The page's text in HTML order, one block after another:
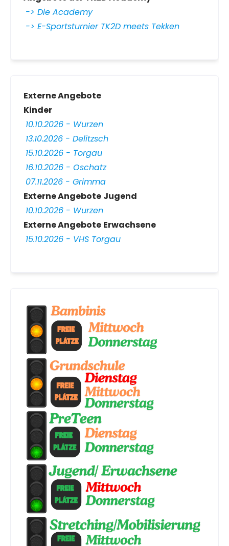
-> Die Academy
-> E-Sportsturnier TK2D meets Tekken
Externe Angebote
Kinder
10.10.2026 - Wurzen
13.10.2026 - Delitzsch
15.10.2026 - Torgau
16.10.2026 - Oschatz
07.11.2026 - Grimma
Externe Angebote Jugend
10.10.2026 - Wurzen
Externe Angebote Erwachsene
15.10.2026 - VHS Torgau